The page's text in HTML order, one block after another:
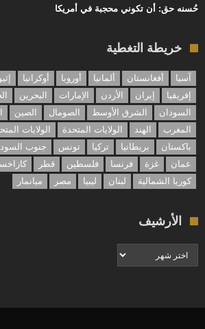
حُسنه حق: أن تكوني محجبة في أمريكا
خريطة التغطية
آسيا أفغانستان ألمانيا أوروبا أوكرانيا
إفريقيا
إيران الأردن الإمارات البحرين
السودان
الشرق الأوسط الصومال الصين
المغرب
الهند الولايات المتحدة الولايات
باكستان
بريطانيا تركيا تونس جنوب
عمان
غزة فرنسا فلسطين قطر
كوريا الشمالية
لبنان ليبيا مصر ميانمار
الأرشيف
الأرشيف